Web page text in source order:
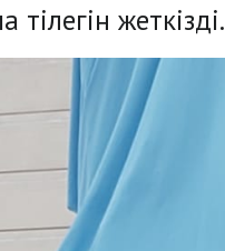
жеткізді.